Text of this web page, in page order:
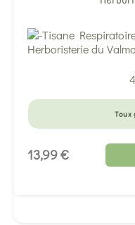
Toux
13,99 €